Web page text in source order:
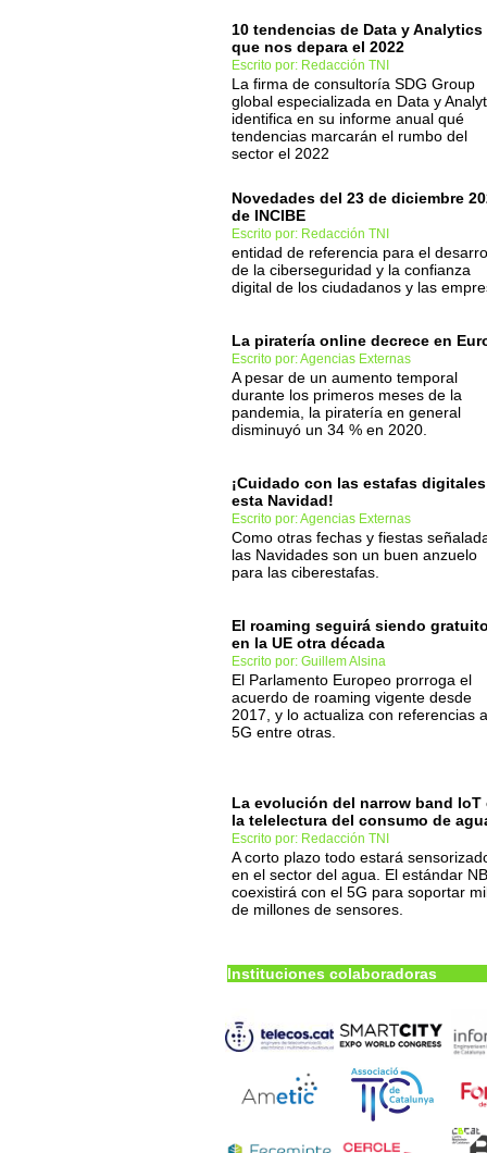
10 tendencias de Data y Analytics
que nos depara el 2022
Escrito por: Redacción TNI
La firma de consultoría SDG Group
global especializada en Data y
identifica en su informe anual qué
tendencias marcarán el rumbo del
sector el 2022
Novedades del 23 de diciembre
de INCIBE
Escrito por: Redacción TNI
entidad de referencia para el
de la ciberseguridad y la confianza
digital de los ciudadanos y las
La piratería online decrece en
Escrito por: Agencias Externas
A pesar de un aumento temporal
durante los primeros meses de la
pandemia, la piratería en general
disminuyó un 34 % en 2020.
¡Cuidado con las estafas digitales
esta Navidad!
Escrito por: Agencias Externas
Como otras fechas y fiestas
las Navidades son un buen anzuelo
para las ciberestafas.
El roaming seguirá siendo
en la UE otra década
Escrito por: Guillem Alsina
El Parlamento Europeo prorroga el
acuerdo de roaming vigente desde
2017, y lo actualiza con referencias
5G entre otras.
La evolución del narrow band IoT
la telelectura del consumo de
Escrito por: Redacción TNI
A corto plazo todo estará
en el sector del agua. El estándar NB
coexistirá con el 5G para soportar
de millones de sensores.
Instituciones colaboradoras